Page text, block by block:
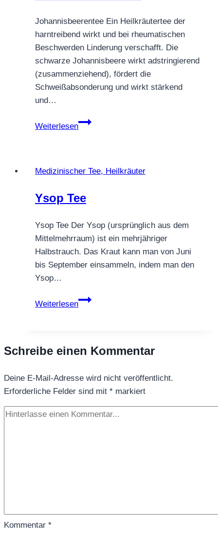
Johannisbeerentee Ein Heilkräutertee der
harntreibend wirkt und bei rheumatischen
Beschwerden Linderung verschafft. Die
schwarze Johannisbeere wirkt adstringierend
(zusammenziehend), fördert die
Schweißabsonderung und wirkt stärkend
und…
Weiterlesen
Johannisbeerentee
Medizinischer Tee, Heilkräuter
Ysop Tee
Ysop Tee Der Ysop (ursprünglich aus dem
Mittelmehrraum) ist ein mehrjähriger
Halbstrauch. Das Kraut kann man von Juni
bis September einsammeln, indem man den
Ysop…
Weiterlesen
Ysop
Schreibe einen Kommentar
Deine E-Mail-Adresse wird nicht veröffentlicht.
Erforderliche Felder sind mit * markiert
Kommentar *